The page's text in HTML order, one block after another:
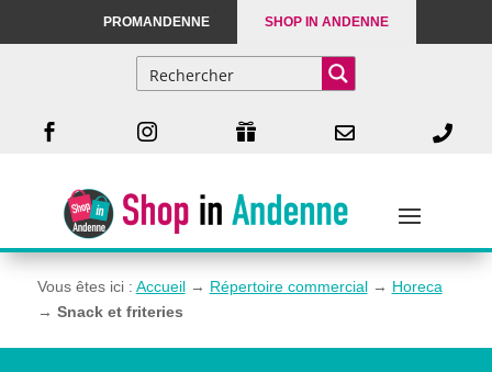
PROMANDENNE SHOP IN ANDENNE
    
Vous êtes ici : Accueil→ Répertoire commercial→ Horeca
→ Snack et friteries